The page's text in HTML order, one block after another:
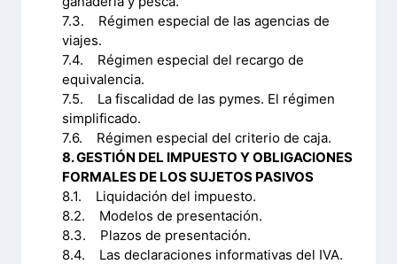
7.3. Régimen especial de las agencias de
viajes.
7.4. Régimen especial del recargo de
equivalencia.
7.5. La fiscalidad de las pymes. El régimen
simplificado.
7.6. Régimen especial del criterio de caja.
8. GESTIÓN DEL IMPUESTO Y OBLIGACIONES
FORMALES DE LOS SUJETOS PASIVOS
8.1. Liquidación del impuesto.
8.2. Modelos de presentación.
8.3. Plazos de presentación.
8.4. Las declaraciones informativas del IVA.